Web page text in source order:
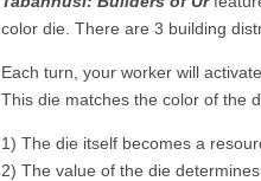
color die. There are 3 building
Each turn, your worker will
This die matches the color of the
1) The die itself becomes a
2) The value of the die